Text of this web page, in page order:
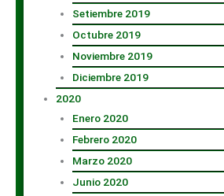
Setiembre 2019
Octubre 2019
Noviembre 2019
Diciembre 2019
2020
Enero 2020
Febrero 2020
Marzo 2020
Junio 2020